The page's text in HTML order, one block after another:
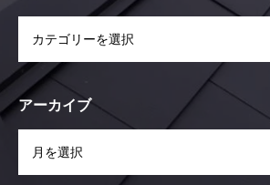
アーカイブ